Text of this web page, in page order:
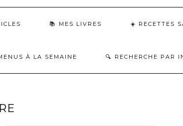
MES LIVRES ☀️ RECETTES
À LA SEMAINE RECHERCHE PAR